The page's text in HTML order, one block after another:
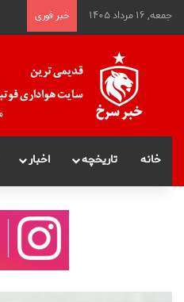
جمعه, ۱۶ مرداد ۱۴۰۵ خبر فوری
خانه تاریخچه اخبار